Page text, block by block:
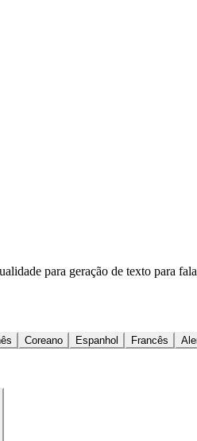
para geração de texto para fala
Coreano Espanhol Francês